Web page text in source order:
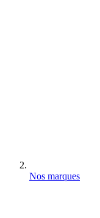
Nos marques